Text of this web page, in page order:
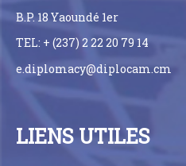
B.P. 18 Yaoundé 1er
TEL: + (237) 2 22 20 79 14
e.diplomacy@diplocam.cm
LIENS UTILES